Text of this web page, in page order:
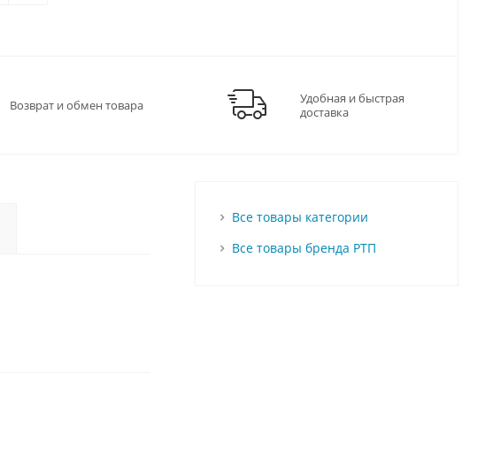
Возврат и обмен товара
Удобная и быстрая
доставка
Все товары категории
Все товары бренда РТП